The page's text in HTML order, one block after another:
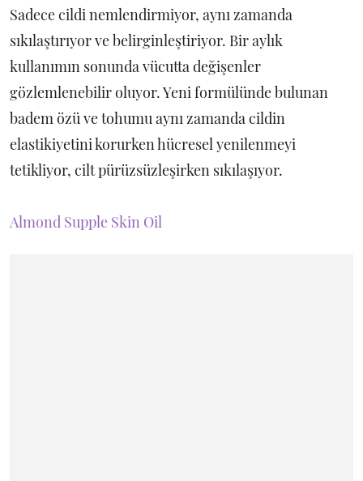
Sadece cildi nemlendirmiyor, aynı zamanda
sıkılaştırıyor ve belirginleştiriyor. Bir aylık
kullanımın sonunda vücutta değişenler
gözlemlenebilir oluyor. Yeni formülünde bulunan
badem özü ve tohumu aynı zamanda cildin
elastikiyetini korurken hücresel yenilenmeyi
tetikliyor, cilt pürüzsüzleşirken sıkılaşıyor.
Almond Supple Skin Oil